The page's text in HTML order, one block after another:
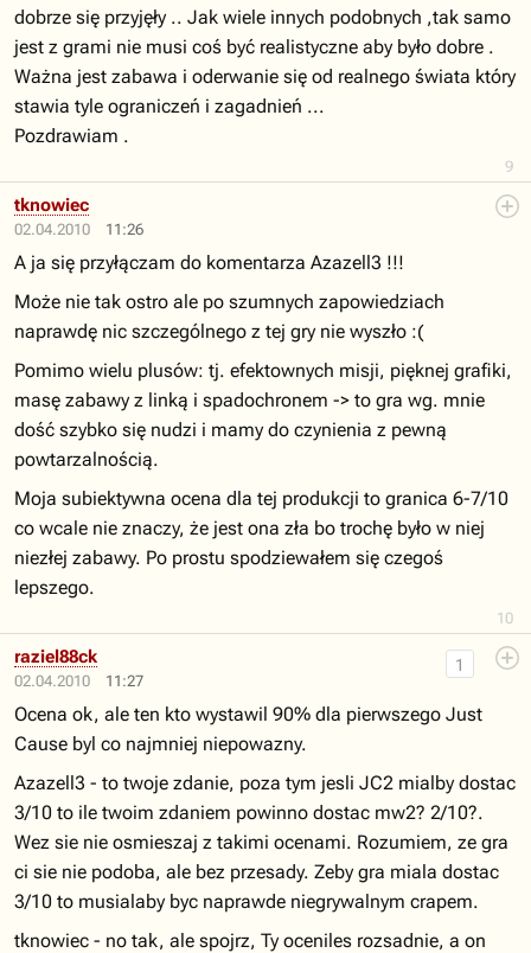
9
dobrze się przyjęły .. Jak wiele innych podobnych ,tak samo
jest z grami nie musi coś być realistyczne aby było dobre .
Ważna jest zabawa i oderwanie się od realnego świata który
stawia tyle ograniczeń i zagadnień ...
Pozdrawiam .
02.04.2010 11:26
10
tknowiec
A ja się przyłączam do komentarza Azazell3 !!!
Może nie tak ostro ale po szumnych zapowiedziach
naprawdę nic szczególnego z tej gry nie wyszło :(
Pomimo wielu plusów: tj. efektownych misji, pięknej grafiki,
masę zabawy z linką i spadochronem -> to gra wg. mnie
dość szybko się nudzi i mamy do czynienia z pewną
powtarzalnością.
Moja subiektywna ocena dla tej produkcji to granica 6-7/10
co wcale nie znaczy, że jest ona zła bo trochę było w niej
niezłej zabawy. Po prostu spodziewałem się czegoś
lepszego.
02.04.2010 11:27
1
raziel88ck
Ocena ok, ale ten kto wystawil 90% dla pierwszego Just
Cause byl co najmniej niepowazny.
Azazell3 - to twoje zdanie, poza tym jesli JC2 mialby dostac
3/10 to ile twoim zdaniem powinno dostac mw2? 2/10?.
Wez sie nie osmieszaj z takimi ocenami. Rozumiem, ze gra
ci sie nie podoba, ale bez przesady. Zeby gra miala dostac
3/10 to musialaby byc naprawde niegrywalnym crapem.
tknowiec - no tak, ale spojrz, Ty oceniles rozsadnie, a on